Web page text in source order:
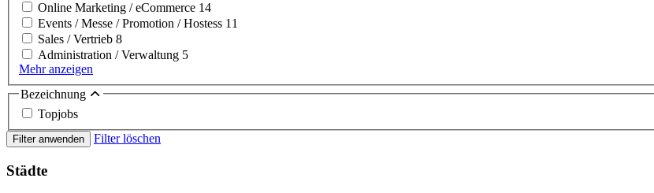
Online Marketing / eCommerce 14
Events / Messe / Promotion / Hostess 11
Sales / Vertrieb 8
Administration / Verwaltung 5
Mehr anzeigen
Bezeichnung
Topjobs
Filter anwenden Filter löschen
Städte